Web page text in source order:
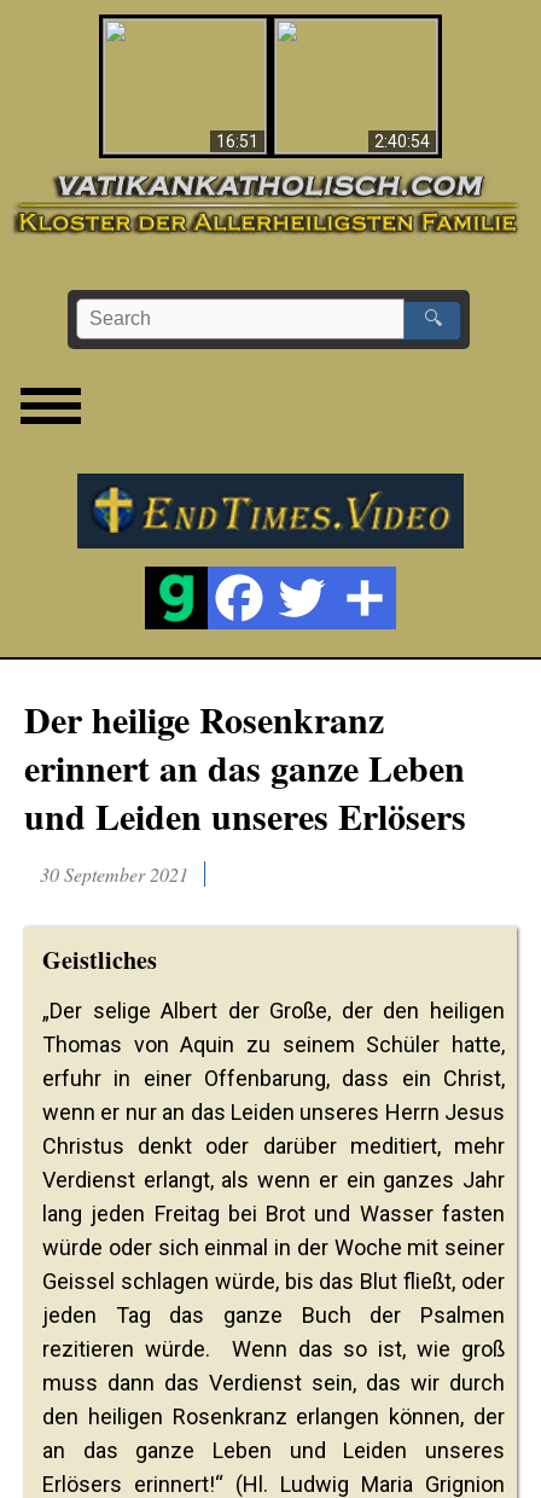
16:51
2:40:54
🔍
Der heilige Rosenkranz
erinnert an das ganze Leben
und Leiden unseres Erlösers
30 September 2021
Geistliches
„Der selige Albert der Große, der den heiligen
Thomas von Aquin zu seinem Schüler hatte,
erfuhr in einer Offenbarung, dass ein Christ,
wenn er nur an das Leiden unseres Herrn Jesus
Christus denkt oder darüber meditiert, mehr
Verdienst erlangt, als wenn er ein ganzes Jahr
lang jeden Freitag bei Brot und Wasser fasten
würde oder sich einmal in der Woche mit seiner
Geissel schlagen würde, bis das Blut fließt, oder
jeden Tag das ganze Buch der Psalmen
rezitieren würde. Wenn das so ist, wie groß
muss dann das Verdienst sein, das wir durch
den heiligen Rosenkranz erlangen können, der
an das ganze Leben und Leiden unseres
Erlösers erinnert!“ (Hl. Ludwig Maria Grignion